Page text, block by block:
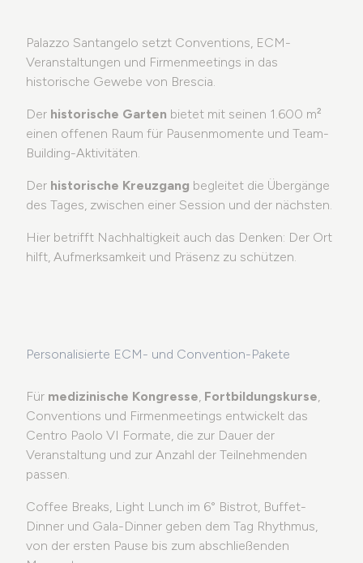
Palazzo Santangelo setzt Conventions, ECM-
Veranstaltungen und Firmenmeetings in das
historische Gewebe von Brescia.
Der historische Garten bietet mit seinen 1.600 m²
einen offenen Raum für Pausenmomente und Team-
Building-Aktivitäten.
Der historische Kreuzgang begleitet die Übergänge
des Tages, zwischen einer Session und der nächsten.
Hier betrifft Nachhaltigkeit auch das Denken: Der Ort
hilft, Aufmerksamkeit und Präsenz zu schützen.
Personalisierte ECM- und Convention-Pakete
Für medizinische Kongresse, Fortbildungskurse,
Conventions und Firmenmeetings entwickelt das
Centro Paolo VI Formate, die zur Dauer der
Veranstaltung und zur Anzahl der Teilnehmenden
passen.
Coffee Breaks, Light Lunch im 6° Bistrot, Buffet-
Dinner und Gala-Dinner geben dem Tag Rhythmus,
von der ersten Pause bis zum abschließenden